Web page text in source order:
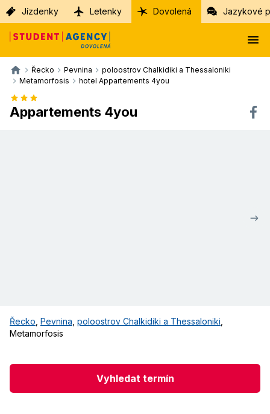
Jízdenky Letenky Dovolená Jazykové
Řecko Pevnina
poloostrov Chalkidiki a Thessaloniki
Metamorfosis
hotel Appartements 4you
Appartements 4you
Řecko Pevnina poloostrov Chalkidiki a Thessaloniki
Metamorfosis
Vyhledat termín